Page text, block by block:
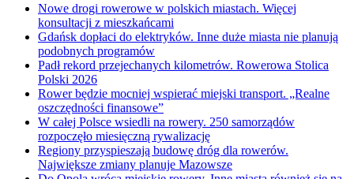
Nowe drogi rowerowe w polskich miastach. Więcej
konsultacji z mieszkańcami
Gdańsk dopłaci do elektryków. Inne duże miasta nie planują
podobnych programów
Padł rekord przejechanych kilometrów. Rowerowa Stolica
Polski 2026
Rower będzie mocniej wspierać miejski transport. „Realne
oszczędności finansowe”
W całej Polsce wsiedli na rowery. 250 samorządów
rozpoczęło miesięczną rywalizację
Regiony przyspieszają budowę dróg dla rowerów.
Największe zmiany planuje Mazowsze